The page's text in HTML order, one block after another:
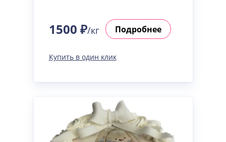
1500 ₽/кг Подробнее
Купить в один клик